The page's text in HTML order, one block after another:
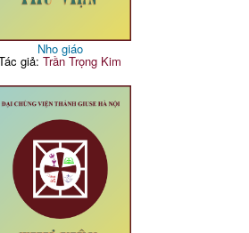
Nho giáo
giả:Trần Trọng Kim